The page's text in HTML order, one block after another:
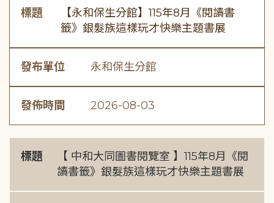
標題
【永和保生分館】115年8月《閱讀書
籤》銀髮族這樣玩才快樂主題書展
發布單位 永和保生分館
發佈時間 2026-08-03
標題
【 中和大同圖書閱覽室 】115年8月《閱
讀書籤》銀髮族這樣玩才快樂主題書展